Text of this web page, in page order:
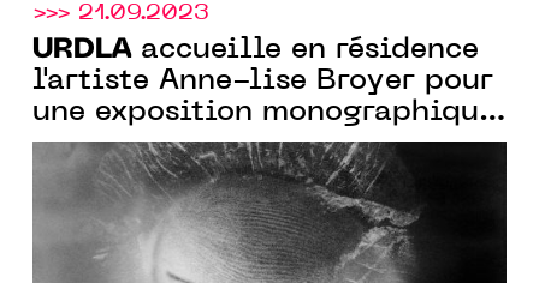
>>> 21.09.2023
URDLAaccueille en résidence
l'artiste Anne-lise Broyer pour
une exposition monographique
prévue en automne 2024